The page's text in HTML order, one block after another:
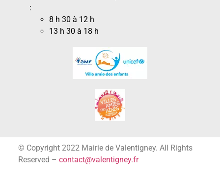
:
8 h 30 à 12 h
13 h 30 à 18 h
© Copyright 2022 Mairie de Valentigney. All Rights
Reserved – contact@valentigney.fr